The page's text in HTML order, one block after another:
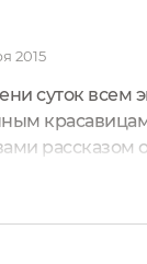
2015
суток всем
Сибири",